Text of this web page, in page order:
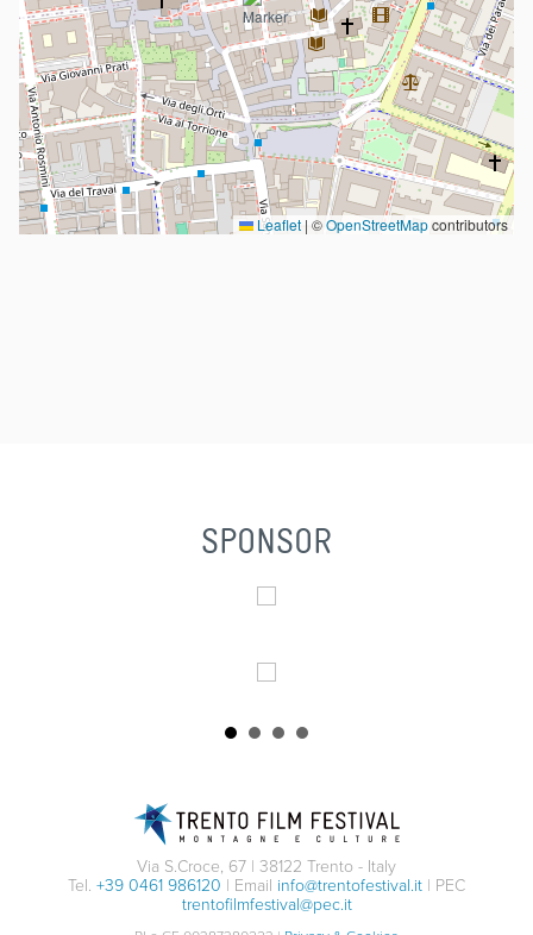
Leaflet | ©OpenStreetMapcontributors
SPONSOR
Via S.Croce, 67 | 38122 Trento - Italy
Tel. +39 0461 986120 | Email info@trentofestival.it | PEC
trentofilmfestival@pec.it